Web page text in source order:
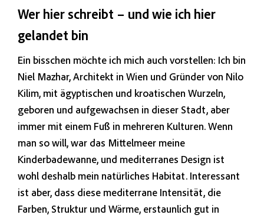
Wer hier schreibt – und wie ich hier
gelandet bin
Ein bisschen möchte ich mich auch vorstellen: Ich bin
Niel Mazhar, Architekt in Wien und Gründer von Nilo
Kilim, mit ägyptischen und kroatischen Wurzeln,
geboren und aufgewachsen in dieser Stadt, aber
immer mit einem Fuß in mehreren Kulturen. Wenn
man so will, war das Mittelmeer meine
Kinderbadewanne, und mediterranes Design ist
wohl deshalb mein natürliches Habitat. Interessant
ist aber, dass diese mediterrane Intensität, die
Farben, Struktur und Wärme, erstaunlich gut in